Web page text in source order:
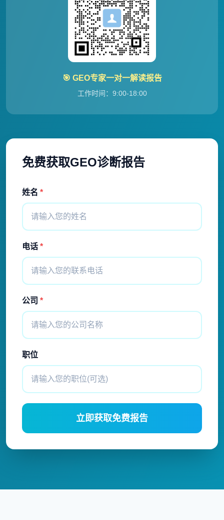
🎯 GEO专家一对一解读报告
工作时间：9:00-18:00
免费获取GEO诊断报告
姓名 *
电话 *
公司 *
职位
立即获取免费报告